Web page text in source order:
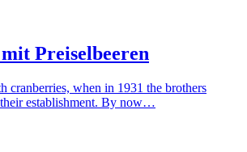
Preiselbeeren
cranberries, when in 1931 the brothers
establishment. By now…